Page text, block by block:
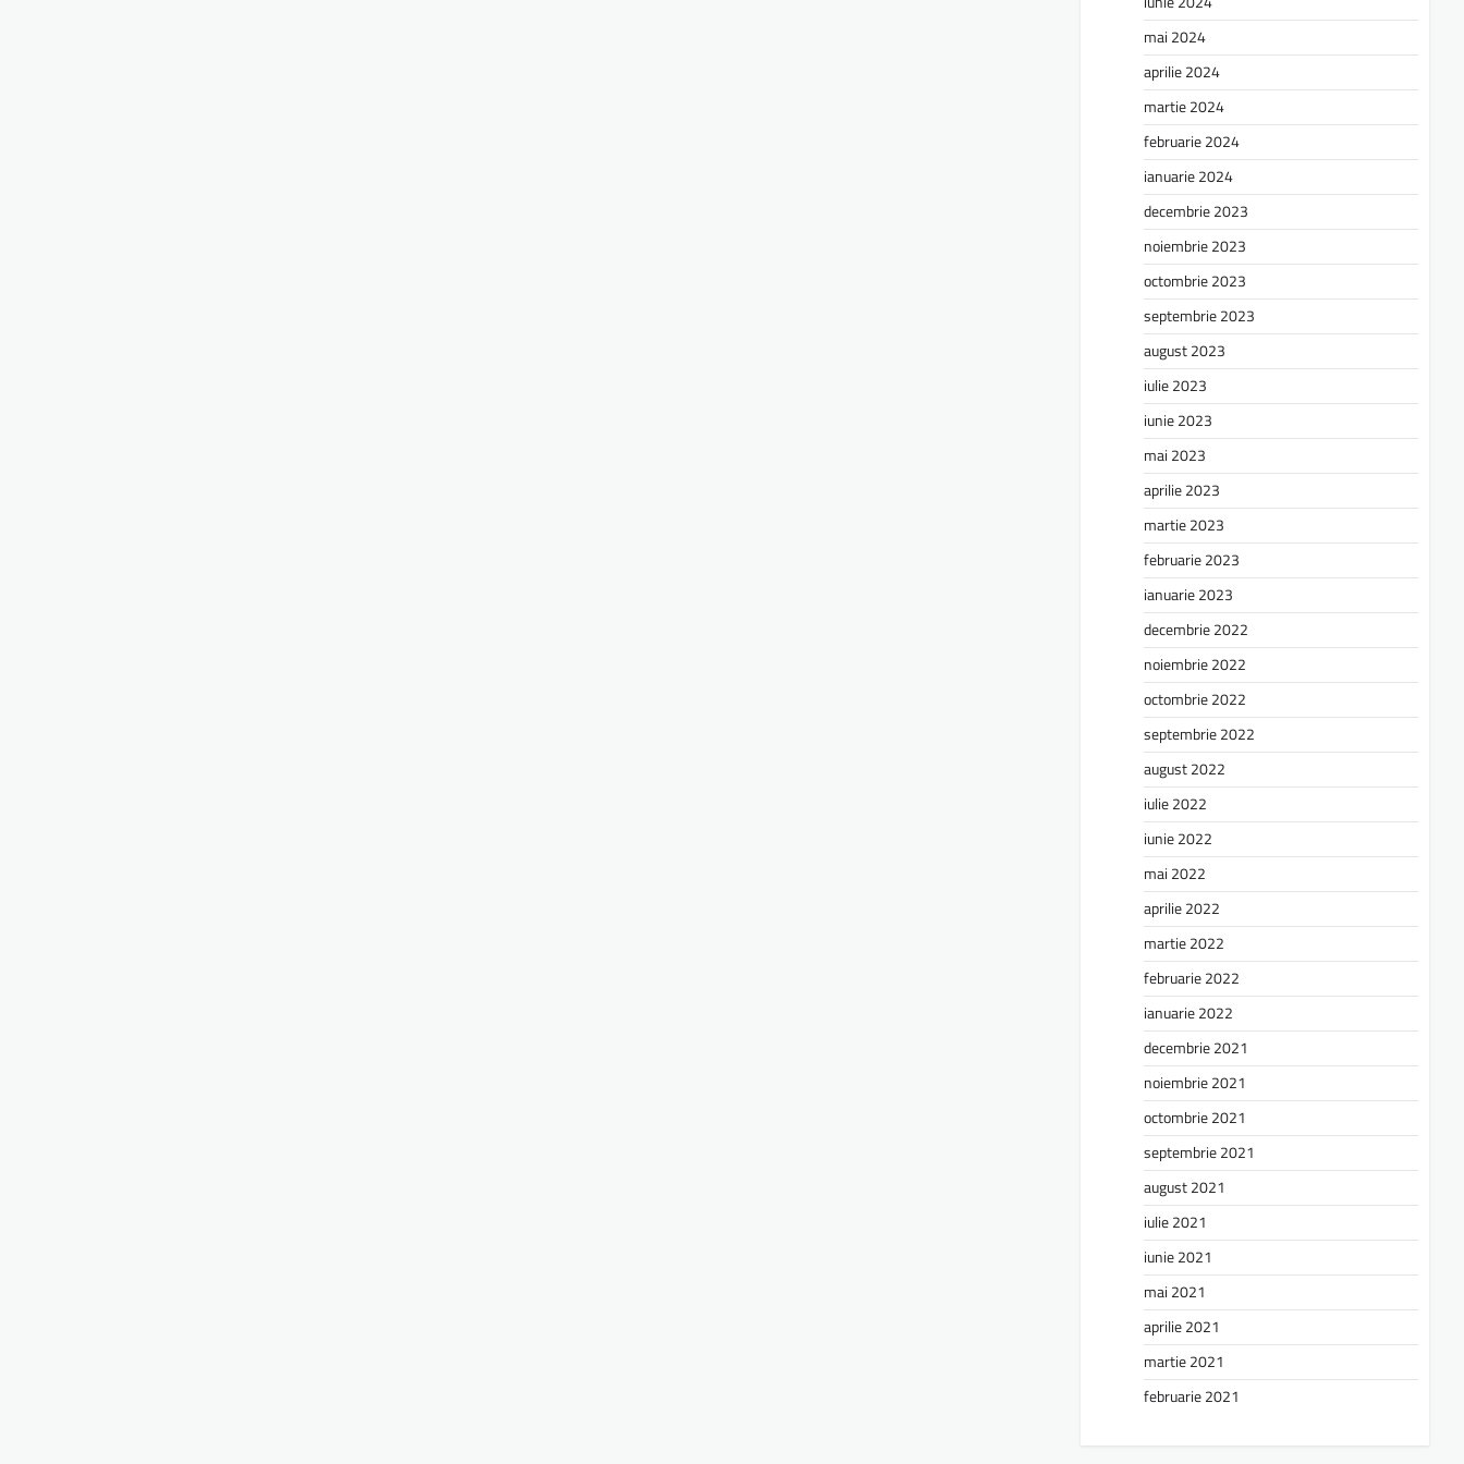
mai 2024
aprilie 2024
martie 2024
februarie 2024
ianuarie 2024
decembrie 2023
noiembrie 2023
octombrie 2023
septembrie 2023
august 2023
iulie 2023
iunie 2023
mai 2023
aprilie 2023
martie 2023
februarie 2023
ianuarie 2023
decembrie 2022
noiembrie 2022
octombrie 2022
septembrie 2022
august 2022
iulie 2022
iunie 2022
mai 2022
aprilie 2022
martie 2022
februarie 2022
ianuarie 2022
decembrie 2021
noiembrie 2021
octombrie 2021
septembrie 2021
august 2021
iulie 2021
iunie 2021
mai 2021
aprilie 2021
martie 2021
februarie 2021